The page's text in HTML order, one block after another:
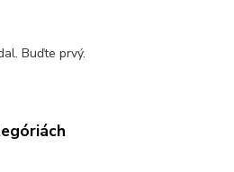
Buďte prvý.